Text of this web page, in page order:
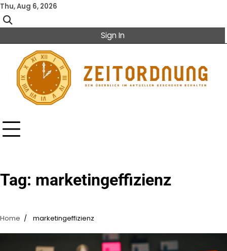
Skip
to
content
Thu, Aug 6, 2026
Sign In
Tag: marketingeffizienz
Home marketingeffizienz